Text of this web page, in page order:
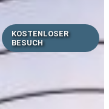
KOSTENLOSER
BESUCH